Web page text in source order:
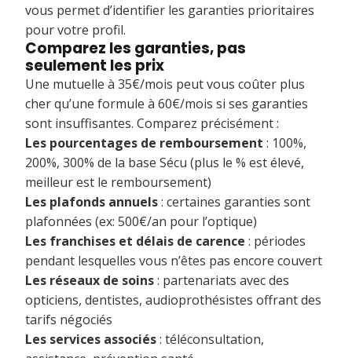
vous permet d’identifier les garanties prioritaires
pour votre profil.
Comparez les garanties, pas
seulement les prix
Une mutuelle à 35€/mois peut vous coûter plus
cher qu’une formule à 60€/mois si ses garanties
sont insuffisantes. Comparez précisément :
Les pourcentages de remboursement : 100%,
200%, 300% de la base Sécu (plus le % est élevé,
meilleur est le remboursement)
Les plafonds annuels: certaines garanties sont
plafonnées (ex: 500€/an pour l’optique)
Les franchises et délais de carence : périodes
pendant lesquelles vous n’êtes pas encore couvert
Les réseaux de soins: partenariats avec des
opticiens, dentistes, audioprothésistes offrant des
tarifs négociés
Les services associés: téléconsultation,